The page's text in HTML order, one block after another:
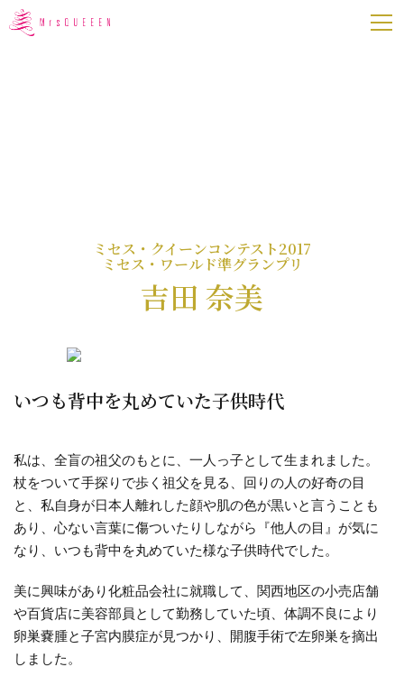
イベント・セミナー
社団法人・事務局について
お問い合わせ
ミセス・クイーンコンテスト2017
ミセス・ワールド準グランプリ
吉田 奈美
いつも背中を丸めていた子供時代
私は、全盲の祖父のもとに、一人っ子として生まれました。
杖をついて手探りで歩く祖父を見る、回りの人の好奇の目
と、私自身が日本人離れした顔や肌の色が黒いと言うことも
あり、心ない言葉に傷ついたりしながら『他人の目』が気に
なり、いつも背中を丸めていた様な子供時代でした。
美に興味があり化粧品会社に就職して、関西地区の小売店舗
や百貨店に美容部員として勤務していた頃、体調不良により
卵巣嚢腫と子宮内膜症が見つかり、開腹手術で左卵巣を摘出
しました。